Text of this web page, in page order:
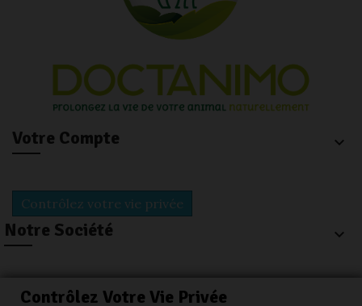
Votre Compte keyboard_arrow_down
Contrôlez votre vie privée
Notre Société keyboard_arrow_down
Contrôlez Votre Vie Privée